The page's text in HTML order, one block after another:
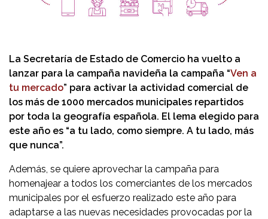
La Secretaría de Estado de Comercio ha vuelto a
lanzar para la campaña navideña la campaña “Ven a
tu mercado” para activar la actividad comercial de
los más de 1000 mercados municipales repartidos
por toda la geografía española. El lema elegido para
este año es “a tu lado, como siempre. A tu lado, más
que nunca”.
Además, se quiere aprovechar la campaña para
homenajear a todos los comerciantes de los mercados
municipales por el esfuerzo realizado este año para
adaptarse a las nuevas necesidades provocadas por la